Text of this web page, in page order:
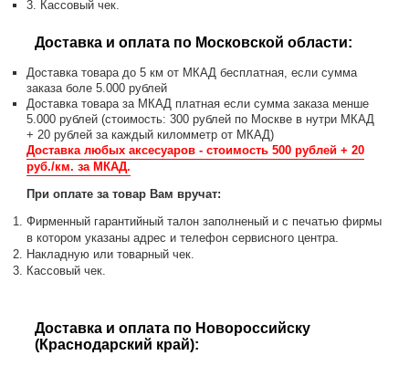
3. Кассовый чек.
Доставка и оплата по Московской области:
Доставка товара до 5 км от МКАД бесплатная, если сумма
заказа боле 5.000 рублей
Доставка товара за МКАД платная если сумма заказа менше
5.000 рублей (стоимость: 300 рублей по Москве в нутри МКАД
+ 20 рублей за каждый киломметр от МКАД)
Доставка любых аксесуаров - стоимость 500 рублей + 20
руб./км. за МКАД.
При оплате за товар Вам вручат:
Фирменный гарантийный талон заполненый и с печатью фирмы
в котором указаны адрес и телефон сервисного центра.
Накладную или товарный чек.
Кассовый чек.
Доставка и оплата по Новороссийску
(Краснодарский край):